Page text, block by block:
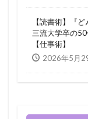
【読書術】『
三流大学卒の
【仕事術】
2026年5月